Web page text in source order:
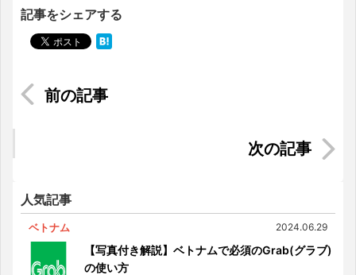
記事をシェアする
ベトナム映画事情とホーチミンおすすめ映画館
ジャカルタで新年のカウントダウン！ちょっぴり
人気記事
ベトナム 2024.06.29
【写真付き解説】ベトナムで必須のGrab(グラブ)
の使い方